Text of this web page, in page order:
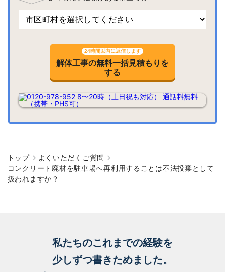
24時間以内に返信します
解体工事の無料一括見積もりを
する
トップ
よくいただくご質問
コンクリート廃材を駐車場へ再利用することは不法投棄として
扱われますか？
私たちのこれまでの経験を
少しずつ書きためました。